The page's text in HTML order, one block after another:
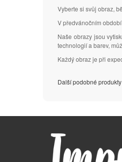
Vyberte si svůj obraz,
V předvánočním
Naše obrazy jsou
technologií a barev,
Každý obraz je při
Další podobné